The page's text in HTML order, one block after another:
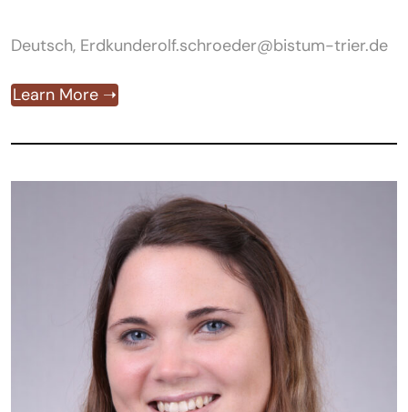
Deutsch, Erdkunderolf.schroeder@bistum-trier.de
Learn More ➝